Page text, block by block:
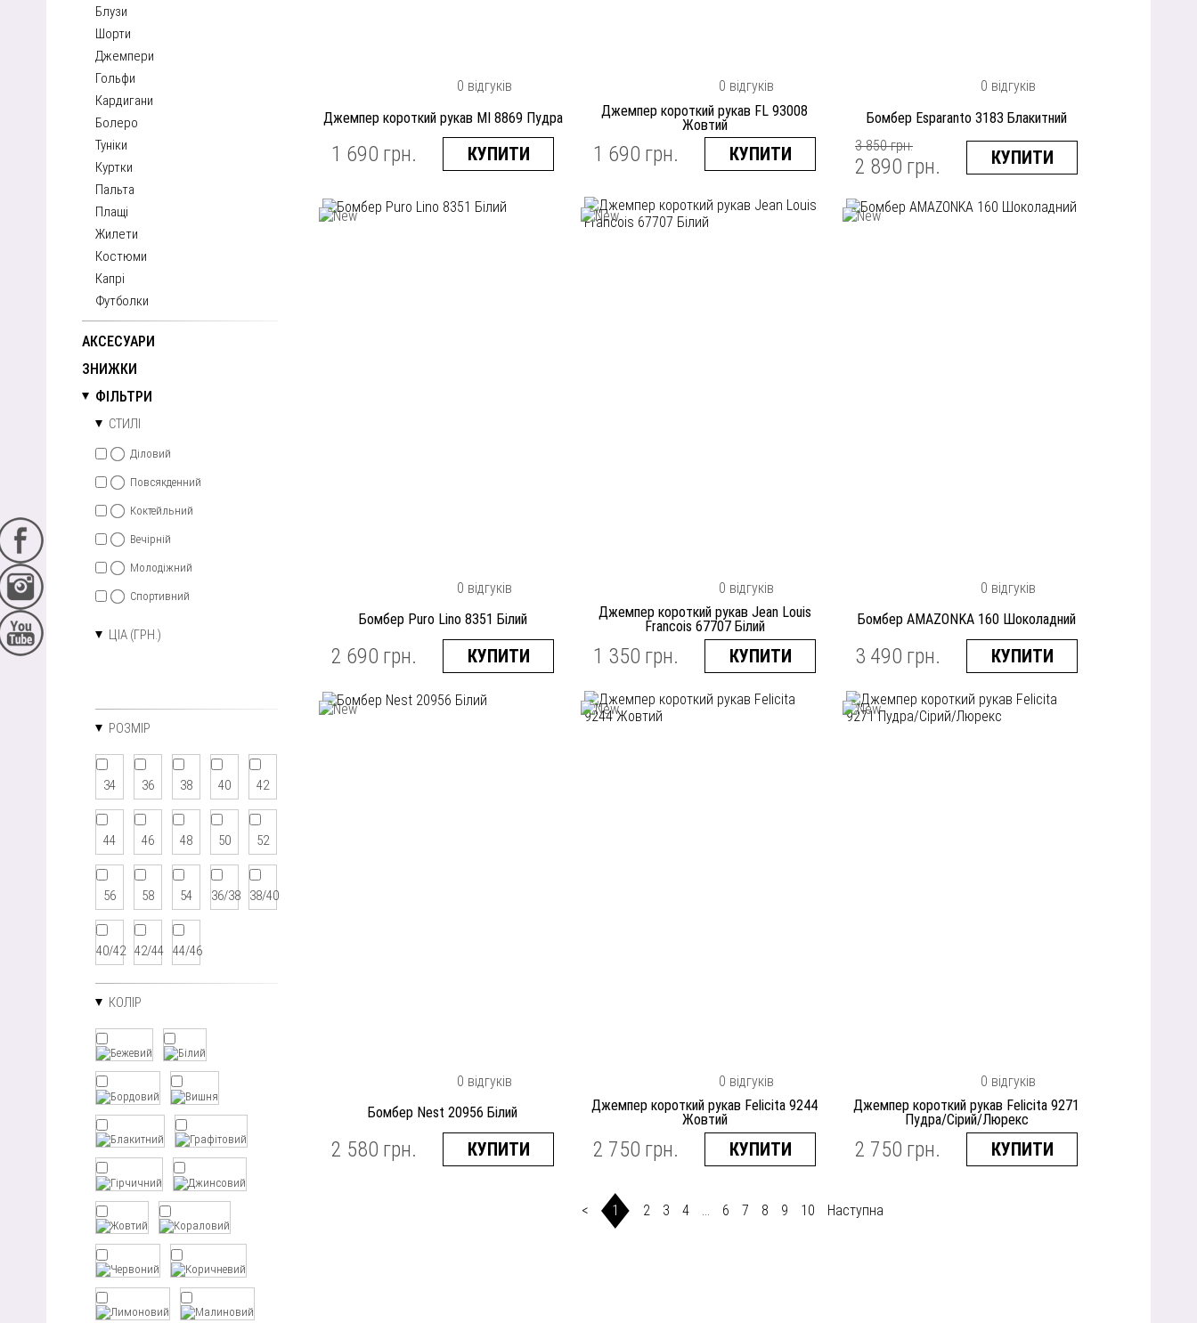
Блузи
Шорти
Джемпери
Гольфи
Кардигани
Болеро
Туніки
Куртки
Пальта
Плащі
Жилети
Костюми
Капрі
Футболки
АКСЕСУАРИ
ЗНИЖКИ
ФІЛЬТРИ
СТИЛІ
Діловий
Повсякденний
Коктейльний
Вечірній
Молодіжний
Спортивний
ЦІА (ГРН.)
РОЗМІР
34 36 38 40 42
44 46 48 50 52
56 58 54 36/38 38/40
40/42 42/44 44/46
КОЛІР
0 відгуків
Джемпер короткий рукав MI 8869 Пудра
1 690 грн. КУПИТИ
0 відгуків
Джемпер короткий рукав FL 93008
Жовтий
1 690 грн. КУПИТИ
0 відгуків
Бомбер Esparanto 3183 Блакитний
3 850 грн.
2 890 грн. КУПИТИ
0 відгуків
Бомбер Puro Lino 8351 Білий
2 690 грн. КУПИТИ
0 відгуків
Джемпер короткий рукав Jean Louis
Francois 67707 Білий
1 350 грн. КУПИТИ
0 відгуків
Бомбер AMAZONKA 160 Шоколадний
3 490 грн. КУПИТИ
0 відгуків
Бомбер Nest 20956 Білий
2 580 грн. КУПИТИ
0 відгуків
Джемпер короткий рукав Felicita 9244
Жовтий
2 750 грн. КУПИТИ
0 відгуків
Джемпер короткий рукав Felicita 9271
Пудра/Сірий/Люрекс
2 750 грн. КУПИТИ
< 1 2 3 4 ... 6 7 8 9 10 Наступна